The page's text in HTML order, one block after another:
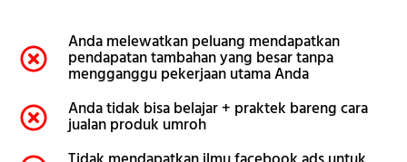
Anda melewatkan peluang mendapatkan
pendapatan tambahan yang besar tanpa
mengganggu pekerjaan utama Anda
Anda tidak bisa belajar + praktek bareng cara
jualan produk umroh